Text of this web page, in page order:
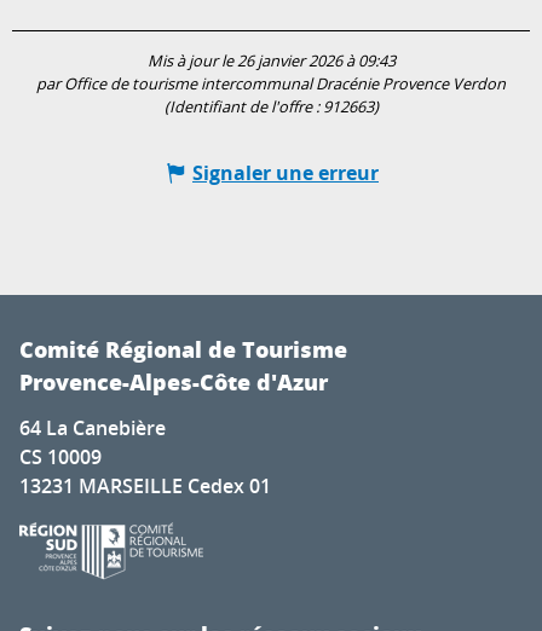
Mis à jour le 26 janvier 2026 à 09:43
par Office de tourisme intercommunal Dracénie Provence Verdon
(Identifiant de l'offre :912663)
Signaler une erreur
Comité Régional de Tourisme
Provence-Alpes-Côte d'Azur
64 La Canebière
CS 10009
13231 MARSEILLE Cedex 01